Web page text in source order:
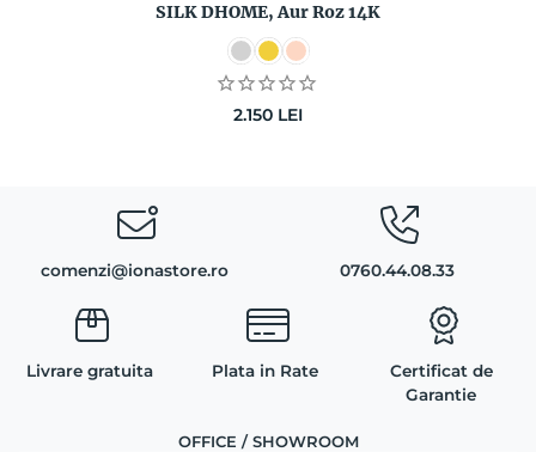
SILK DHOME, Aur Roz 14K
2.150 LEI
comenzi@ionastore.ro 0760.44.08.33
Livrare gratuita Plata in Rate
Certificat de
Garantie
OFFICE / SHOWROOM